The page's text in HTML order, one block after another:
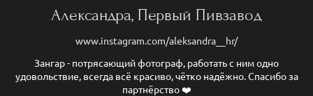
Александра, Первый Пивзавод
www.instagram.com/aleksandra__hr/
Зангар - потрясающий фотограф, работать с ним одно
удовольствие, всегда всё красиво, чётко надёжно. Спасибо за
партнёрство ❤️